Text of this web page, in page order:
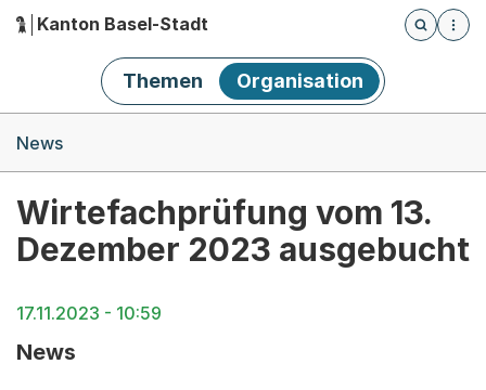
Hauptnavigation
Kanton Basel-Stadt
Öffnet
Themen Organisation
News
Wirtefachprüfung vom 13.
Dezember 2023 ausgebucht
17.11.2023 - 10:59
News